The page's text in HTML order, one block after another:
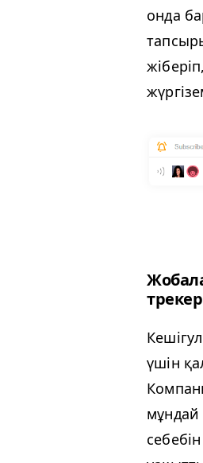
онда
үшін
мұндай